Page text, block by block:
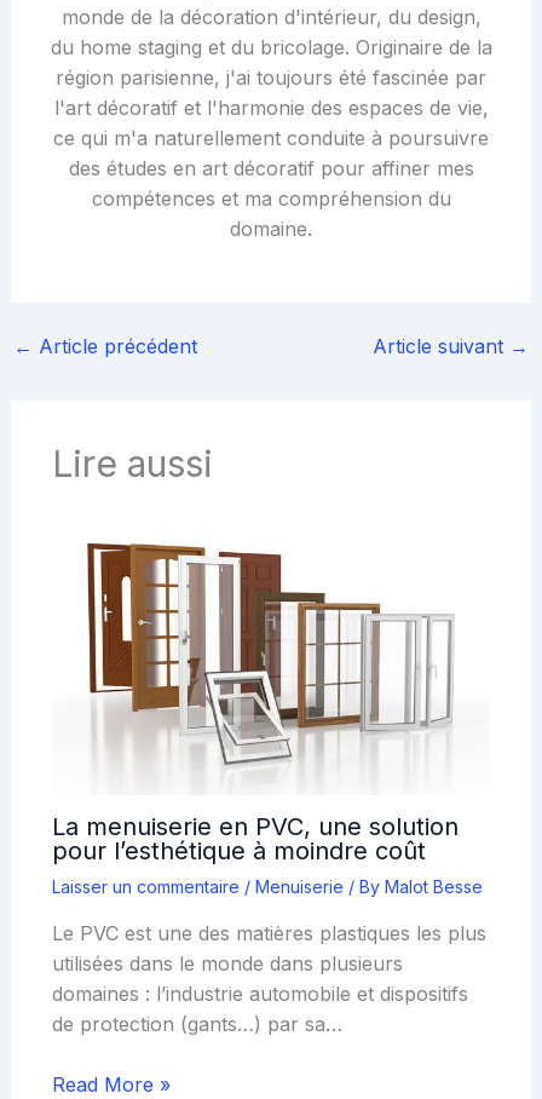
monde de la décoration d'intérieur, du design,
du home staging et du bricolage. Originaire de la
région parisienne, j'ai toujours été fascinée par
l'art décoratif et l'harmonie des espaces de vie,
ce qui m'a naturellement conduite à poursuivre
des études en art décoratif pour affiner mes
compétences et ma compréhension du
domaine.
← Article précédent Article suivant →
Lire aussi
La menuiserie en PVC, une solution
pour l’esthétique à moindre coût
Laisser un commentaire / Menuiserie / By Malot Besse
Le PVC est une des matières plastiques les plus
utilisées dans le monde dans plusieurs
domaines : l’industrie automobile et dispositifs
de protection (gants…) par sa…
Read More »